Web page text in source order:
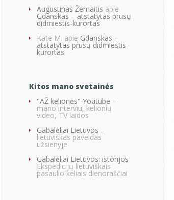
Augustinas Žemaitis apie
Gdanskas – atstatytas prūsų
didmiestis-kurortas
Kate M. apie Gdanskas –
atstatytas prūsų didmiestis-
kurortas
Kitos mano svetainės
"AŽ kelionės" Youtube –
mano interviu, kelionių
video, TV laidos
Gabalėliai Lietuvos –
lietuviškas paveldas
užsienyje
Gabalėliai Lietuvos: istorijos
Ekspedicijų lietuviškais
pasaulio keliais dienoraščiai